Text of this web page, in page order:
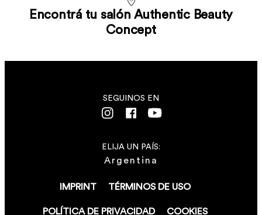
Encontrá tu salón Authentic Beauty
Concept
IMPRINT TÉRMINOS DE USO
POLÍTICA DE PRIVACIDAD COOKIES
ELIJA UN PAÍS:
Argentina
SEGUINOS EN